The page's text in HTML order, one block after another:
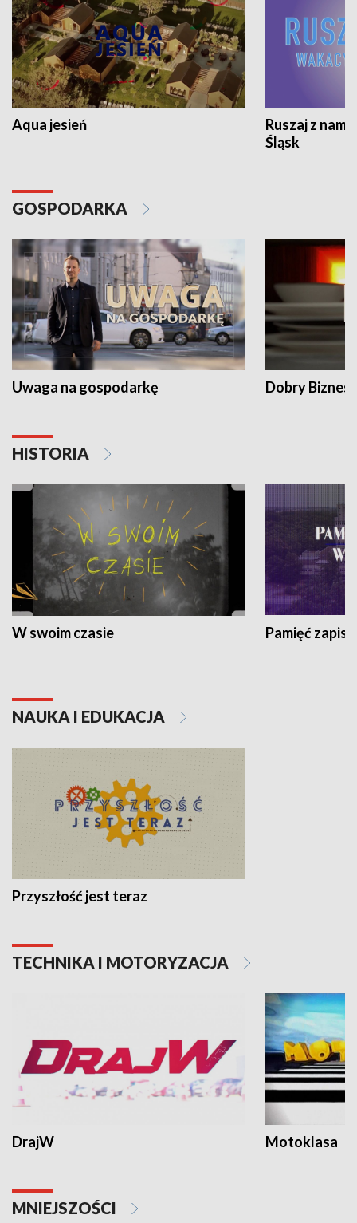
Aqua jesień
Ruszaj z
Śląsk
GOSPODARKA
Uwaga na gospodarkę Dobry Biznes
HISTORIA
W swoim czasie Pamięć
NAUKA I EDUKACJA
Przyszłość jest teraz
TECHNIKA I MOTORYZACJA
DrajW Motoklasa
MNIEJSZOŚCI